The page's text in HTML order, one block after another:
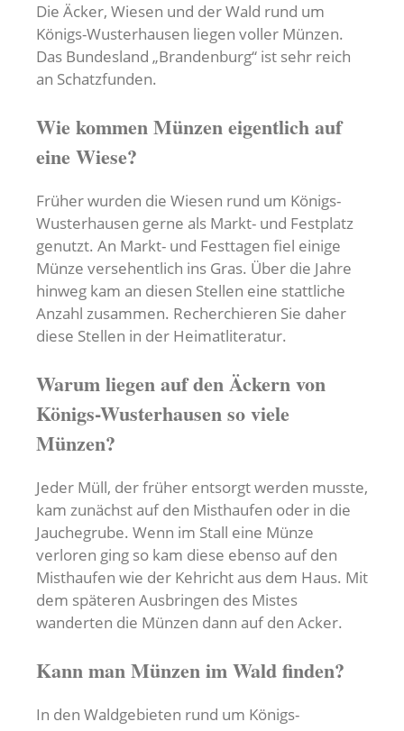
Die Äcker, Wiesen und der Wald rund um
Königs-Wusterhausen liegen voller Münzen.
Das Bundesland „Brandenburg“ ist sehr reich
an Schatzfunden.
Wie kommen Münzen eigentlich auf
eine Wiese?
Früher wurden die Wiesen rund um Königs-
Wusterhausen gerne als Markt- und Festplatz
genutzt. An Markt- und Festtagen fiel einige
Münze versehentlich ins Gras. Über die Jahre
hinweg kam an diesen Stellen eine stattliche
Anzahl zusammen. Recherchieren Sie daher
diese Stellen in der Heimatliteratur.
Warum liegen auf den Äckern von
Königs-Wusterhausen so viele
Münzen?
Jeder Müll, der früher entsorgt werden musste,
kam zunächst auf den Misthaufen oder in die
Jauchegrube. Wenn im Stall eine Münze
verloren ging so kam diese ebenso auf den
Misthaufen wie der Kehricht aus dem Haus. Mit
dem späteren Ausbringen des Mistes
wanderten die Münzen dann auf den Acker.
Kann man Münzen im Wald finden?
In den Waldgebieten rund um Königs-